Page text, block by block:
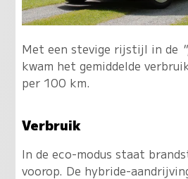
Met een stevige rijstijl in de
kwam het gemiddelde
per 100 km.
Verbruik
In de eco-modus staat
voorop. De hybride-